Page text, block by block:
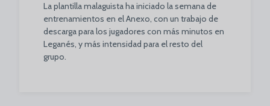
La plantilla malaguista ha iniciado la semana de
entrenamientos en el Anexo, con un trabajo de
descarga para los jugadores con más minutos en
Leganés, y más intensidad para el resto del
grupo.